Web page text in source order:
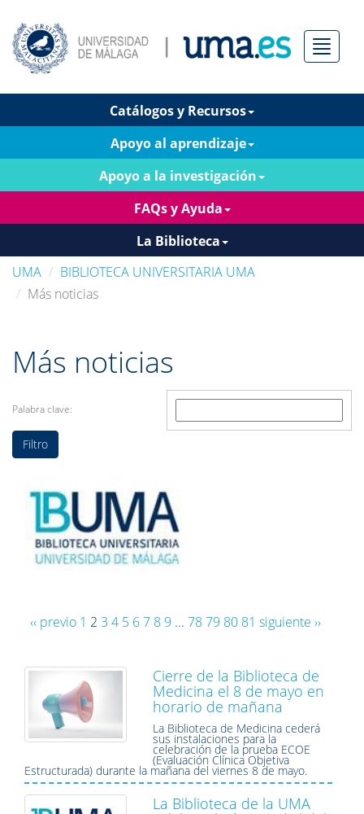
Menú
Catálogos y Recursos
Apoyo al aprendizaje
Apoyo a la investigación
FAQs y Ayuda
La Biblioteca
UMA
BIBLIOTECA UNIVERSITARIA UMA
Más noticias
Más noticias
Palabra clave:
‹‹ previo 1 2 3 4 5 67 8 9 ... 7879 80 81 siguiente ››
Cierre de la Biblioteca de
Medicina el 8 de mayo en
horario de mañana
La Biblioteca de Medicina cederá
sus instalaciones para la
celebración de la prueba ECOE
(Evaluación Clínica Objetiva
Estructurada) durante la mañana del viernes 8 de mayo.
La Biblioteca de la UMA